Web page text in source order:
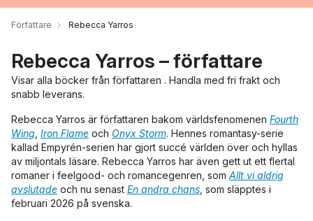
Författare Rebecca Yarros
Rebecca Yarros – författare
Visar alla böcker från författaren . Handla med fri frakt och
snabb leverans.
Rebecca Yarros är författaren bakom världsfenomenen Fourth
Wing Iron Flame och Onyx Storm. Hennes romantasy-serie
kallad Empyrén-serien har gjort succé världen över och hyllas
av miljontals läsare. Rebecca Yarros har även gett ut ett flertal
romaner i feelgood- och romancegenren, som Allt vi aldrig
avslutade och nu senast En andra chans , som släpptes i
februari 2026 på svenska.